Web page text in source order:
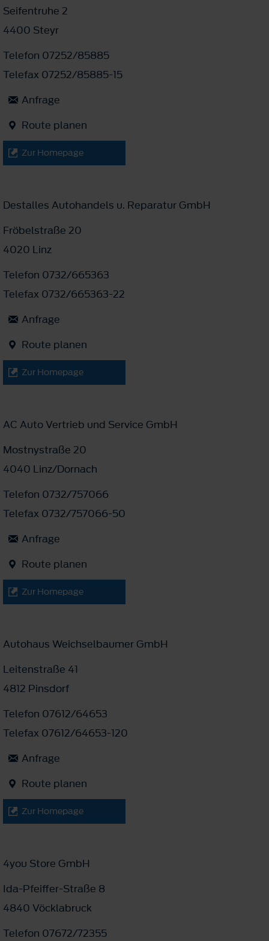
Seifentruhe 2
4400 Steyr
Telefon 07252/85885
Telefax 07252/85885-15
Anfrage
Route planen
Zur Homepage
Destalles Autohandels u. Reparatur GmbH
Fröbelstraße 20
4020 Linz
Telefon 0732/665363
Telefax 0732/665363-22
Anfrage
Route planen
Zur Homepage
AC Auto Vertrieb und Service GmbH
Mostnystraße 20
4040 Linz/Dornach
Telefon 0732/757066
Telefax 0732/757066-50
Anfrage
Route planen
Zur Homepage
Autohaus Weichselbaumer GmbH
Leitenstraße 41
4812 Pinsdorf
Telefon 07612/64653
Telefax 07612/64653-120
Anfrage
Route planen
Zur Homepage
4you Store GmbH
Ida-Pfeiffer-Straße 8
4840 Vöcklabruck
Telefon 07672/72355